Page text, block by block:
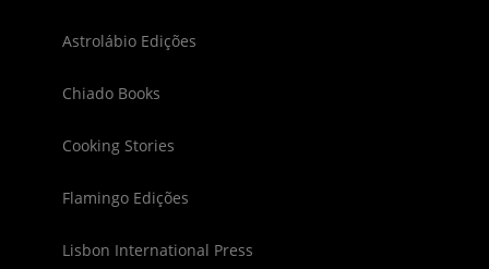
Astrolábio Edições
Chiado Books
Cooking Stories
Flamingo Edições
Lisbon International Press